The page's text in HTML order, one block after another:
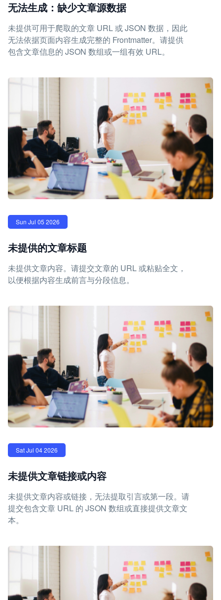
无法生成：缺少文章源数据
未提供可用于爬取的文章 URL 或 JSON 数据，因此
无法依据页面内容生成完整的 Frontmatter。请提供
包含文章信息的 JSON 数组或一组有效 URL。
Sun Jul 05 2026
未提供的文章标题
未提供文章内容。请提交文章的 URL 或粘贴全文，
以便根据内容生成前言与分段信息。
Sat Jul 04 2026
未提供文章链接或内容
未提供文章内容或链接，无法提取引言或第一段。请
提交包含文章 URL 的 JSON 数组或直接提供文章文
本。